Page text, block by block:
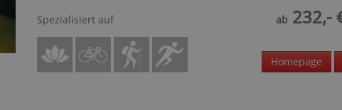
Spezialisiert auf
ab232,-
Homepage